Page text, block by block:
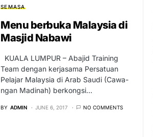
SEMASA
Menu berbuka Malaysia di
Masjid Nabawi
KUALA LUMPUR – Abajid Training
Team dengan kerjasama Persatuan
Pelajar Malaysia di Arab Saudi (Cawa­
ngan Madinah) berkongsi…
BY ADMIN JUNE 6, 2017 NO COMMENTS